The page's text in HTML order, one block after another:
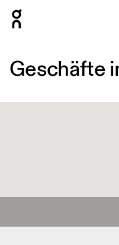
Geschäfte